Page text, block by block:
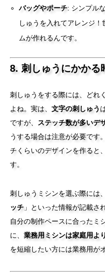
バッグやポーチ: シンプル
しゅうを入れてアレンジ
ムが作れるんです。
8. 刺しゅうにかかる
刺しゅうをする際には、どれ
よね。実は、 文字の刺しゅう
ですが、
ステッチ数が多いデ
うする場合は注意が必要です
チくらいのデザインを作ると、
す。
刺しゅうミシンを選ぶ際には
ッチ 」といった情報が記載さ
自分の制作ペースに合ったミ
に、 業務用ミシンは家庭用よ
を短縮したい方には業務用が